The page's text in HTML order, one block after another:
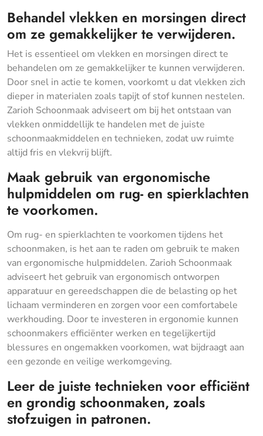
Behandel vlekken en morsingen direct
om ze gemakkelijker te verwijderen.
Het is essentieel om vlekken en morsingen direct te
behandelen om ze gemakkelijker te kunnen verwijderen.
Door snel in actie te komen, voorkomt u dat vlekken zich
dieper in materialen zoals tapijt of stof kunnen nestelen.
Zarioh Schoonmaak adviseert om bij het ontstaan van
vlekken onmiddellijk te handelen met de juiste
schoonmaakmiddelen en technieken, zodat uw ruimte
altijd fris en vlekvrij blijft.
Maak gebruik van ergonomische
hulpmiddelen om rug- en spierklachten
te voorkomen.
Om rug- en spierklachten te voorkomen tijdens het
schoonmaken, is het aan te raden om gebruik te maken
van ergonomische hulpmiddelen. Zarioh Schoonmaak
adviseert het gebruik van ergonomisch ontworpen
apparatuur en gereedschappen die de belasting op het
lichaam verminderen en zorgen voor een comfortabele
werkhouding. Door te investeren in ergonomie kunnen
schoonmakers efficiënter werken en tegelijkertijd
blessures en ongemakken voorkomen, wat bijdraagt aan
een gezonde en veilige werkomgeving.
Leer de juiste technieken voor efficiënt
en grondig schoonmaken, zoals
stofzuigen in patronen.